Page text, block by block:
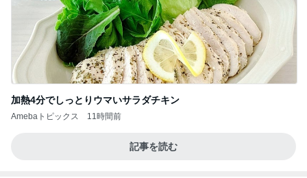
加熱4分でしっとりウマいサラダチキン
Amebaトピックス 11時間前
記事を読む